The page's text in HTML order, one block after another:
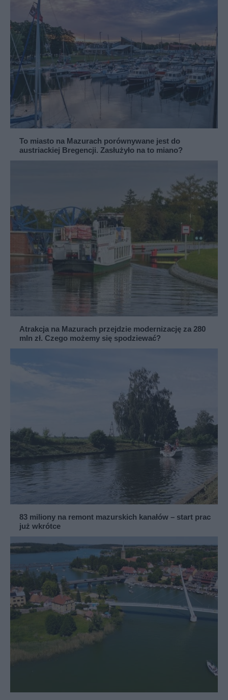
To miasto na Mazurach porównywane jest do
austriackiej Bregencji. Zasłużyło na to miano?
Atrakcja na Mazurach przejdzie modernizację za 280
mln zł. Czego możemy się spodziewać?
83 miliony na remont mazurskich kanałów – start prac
już wkrótce